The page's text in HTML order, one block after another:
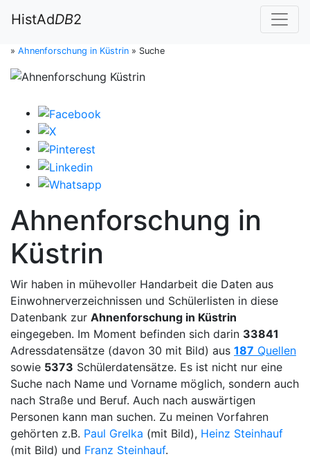
HistAdDB2
» Ahnenforschung in Küstrin » Suche
Ahnenforschung in
Küstrin
Wir haben in mühevoller Handarbeit die Daten aus
Einwohnerverzeichnissen und Schülerlisten in diese
Datenbank zur Ahnenforschung in Küstrin
eingegeben. Im Moment befinden sich darin 33841
Adressdatensätze (davon 30 mit Bild) aus 187 Quellen
sowie 5373 Schülerdatensätze. Es ist nicht nur eine
Suche nach Name und Vorname möglich, sondern auch
nach Straße und Beruf. Auch nach auswärtigen
Personen kann man suchen. Zu meinen Vorfahren
gehörten z.B. Paul Grelka (mit Bild), Heinz Steinhauf
(mit Bild) und Franz Steinhauf.